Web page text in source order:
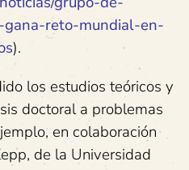
reto-mundial-en-
).
los estudios teóricos y
doctoral a problemas
en colaboración
de la Universidad